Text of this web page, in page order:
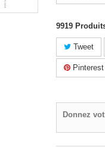
9919
Tweet
Pinterest
Donnez